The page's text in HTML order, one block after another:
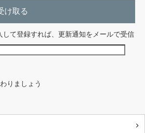
け取る
して登録すれば、更新通知をメールで受信
りましょう